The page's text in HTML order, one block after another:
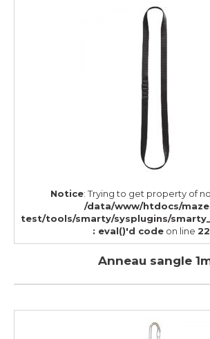
Notice: Trying to get property of
/data/www/htdocs/
test/tools/smarty/sysplugins/
: eval()'d code on line
Anneau sangle